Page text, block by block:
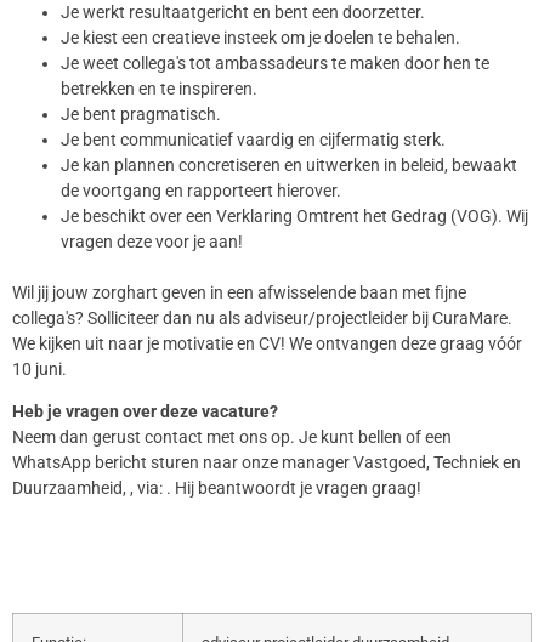
Je werkt resultaatgericht en bent een doorzetter.
Je kiest een creatieve insteek om je doelen te behalen.
Je weet collega's tot ambassadeurs te maken door hen te
betrekken en te inspireren.
Je bent pragmatisch.
Je bent communicatief vaardig en cijfermatig sterk.
Je kan plannen concretiseren en uitwerken in beleid, bewaakt
de voortgang en rapporteert hierover.
Je beschikt over een Verklaring Omtrent het Gedrag (VOG). Wij
vragen deze voor je aan!
Wil jij jouw zorghart geven in een afwisselende baan met fijne
collega's? Solliciteer dan nu als adviseur/projectleider bij CuraMare.
We kijken uit naar je motivatie en CV! We ontvangen deze graag vóór
10 juni.
Heb je vragen over deze vacature?
Neem dan gerust contact met ons op. Je kunt bellen of een
WhatsApp bericht sturen naar onze manager Vastgoed, Techniek en
Duurzaamheid, , via: . Hij beantwoordt je vragen graag!